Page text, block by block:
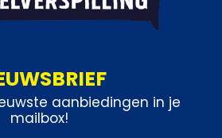
aanbiedingen in je
mailbox!